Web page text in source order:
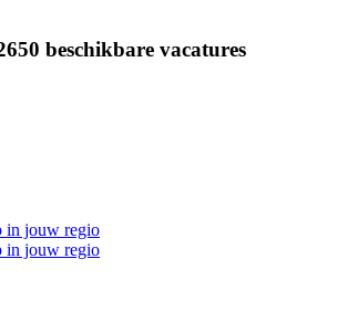
beschikbare vacatures
in jouw regio
in jouw regio